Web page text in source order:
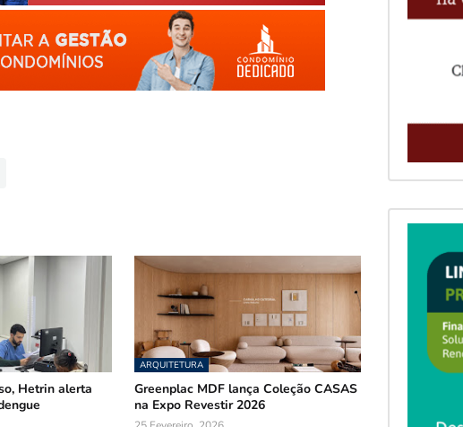
Hetrin alerta
ARQUITETURA
Greenplac MDF lança Coleção CASAS
na Expo Revestir 2026